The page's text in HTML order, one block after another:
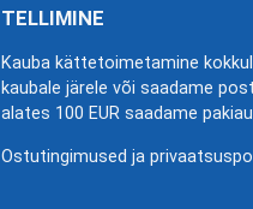
TELLIMINE
Kauba kättetoimetamine
kaubale järele või saadame
alates 100 EUR saadame
Ostutingimused ja